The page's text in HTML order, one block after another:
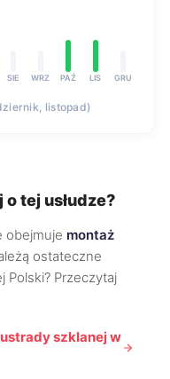
SIE WRZ PAŹ LIS GRU
listopad)
tej usłudze?
obejmuje montaż
ostateczne
Polski? Przeczytaj
szklanej w